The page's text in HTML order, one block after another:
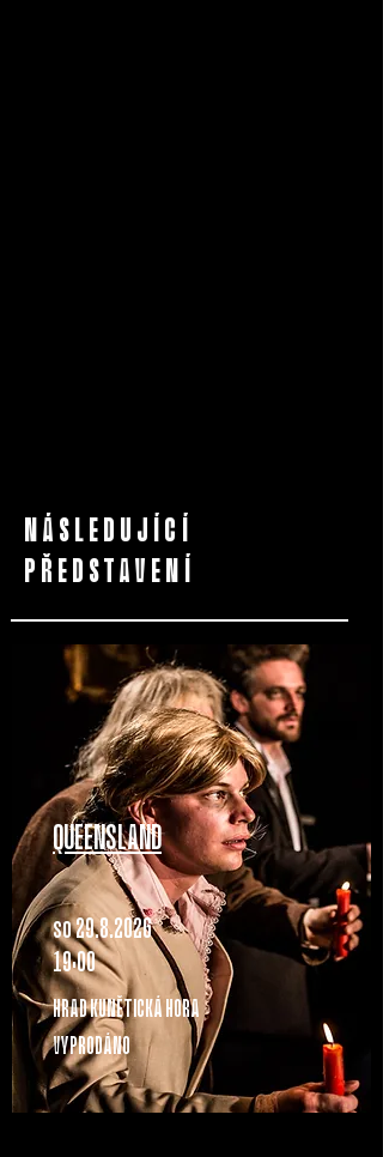
NÁSLEDUJÍCÍ
PŘEDSTAVENÍ
QUEENSLAND
so 29.8.2O26
19:OO
HRAD KUNĚTICKÁ HORA
VYPRODÁNO